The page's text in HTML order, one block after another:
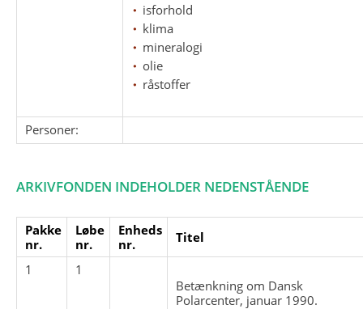
isforhold
klima
mineralogi
olie
råstoffer
Personer:
ARKIVFONDEN INDEHOLDER NEDENSTÅENDE
Pakke
nr.
Løbe
nr.
Enheds
nr.
Titel
1
1
Betænkning om Dansk
Polarcenter, januar 1990.